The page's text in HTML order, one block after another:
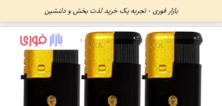
بازار فوری - تجربه یک خرید لذت بخش و دلنشین